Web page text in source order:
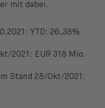
mit dabei.
YTD: 26,38%
2021: EUR 318 Mio.
Stand 28/Okt/2021: